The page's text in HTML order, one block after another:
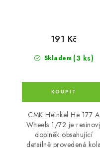
Skladem (3 ks)
191 Kč
CMK Heinkel He 177 A
Wheels 1/72 je
doplněk obsahující
detailně provedená kola